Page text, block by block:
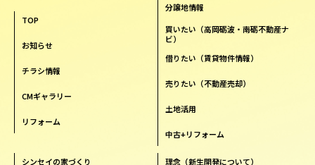
TOP
お知らせ
チラシ情報
CMギャラリー
リフォーム
分譲地情報
買いたい（高岡砺波・南砺不動産ナ
ビ）
借りたい（賃貸物件情報）
売りたい（不動産売却）
土地活用
中古+リフォーム
シンセイの家づくり 理念（新生開発について）